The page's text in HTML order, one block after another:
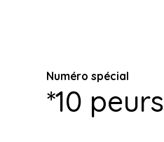
Numéro spécial
*10 peurs